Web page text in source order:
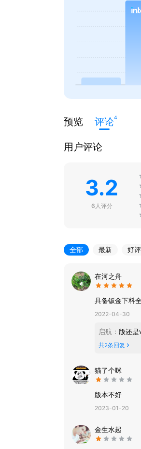
预览 评论4
用户评论
3.2
6人评分
全部 最新 好评
在河之舟
具备钣金下料
2022-04-30
启航 ： 版还
共2条回复
猫了个咪
版本不好
2023-01-20
金生水起